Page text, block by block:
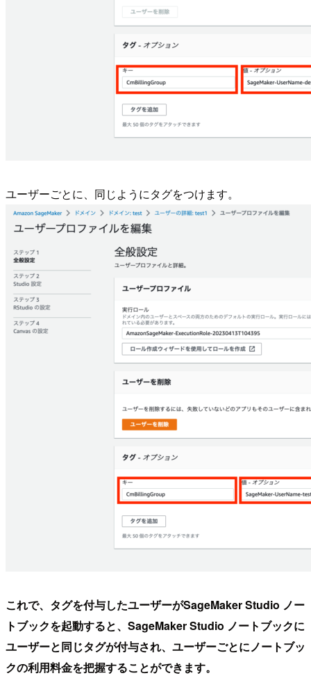
ユーザーごとに、同じようにタグをつけます。
これで、タグを付与したユーザーがSageMaker Studio ノー
トブックを起動すると、SageMaker Studio ノートブックに
ユーザーと同じタグが付与され、ユーザーごとにノートブッ
クの利用料金を把握することができます。